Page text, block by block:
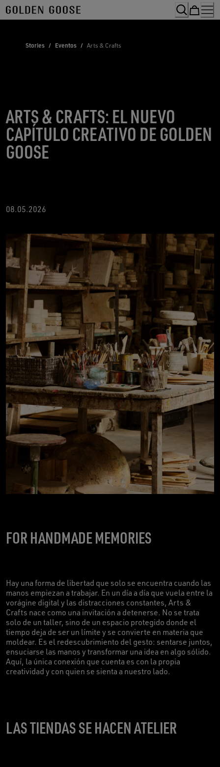
Skip
to
Stories / Eventos / Arts & Crafts
ARTS & CRAFTS: EL NUEVO
CAPÍTULO CREATIVO DE GOLDEN
GOOSE
08.05.2026
FOR HANDMADE MEMORIES
Hay una forma de libertad que solo se encuentra cuando las
manos empiezan a trabajar. En un día a día que vuela entre la
vorágine digital y las distracciones constantes, Arts &
Crafts nace como una invitación a detenerse. No se trata
solo de un taller, sino de un espacio protegido donde el
tiempo deja de ser un límite y se convierte en materia que
moldear. Es el redescubrimiento del gesto: sentarse juntos,
ensuciarse las manos y transformar una idea en algo sólido.
Aquí, la única conexión que cuenta es con la propia
creatividad y con quien se sienta a nuestro lado.
LAS TIENDAS SE HACEN ATELIER